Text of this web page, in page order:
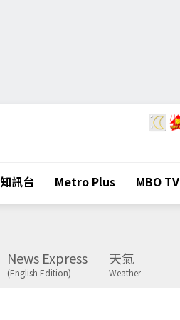
知訊台 Metro Plus MBO TV
News Express
(English Edition)
天氣
Weather